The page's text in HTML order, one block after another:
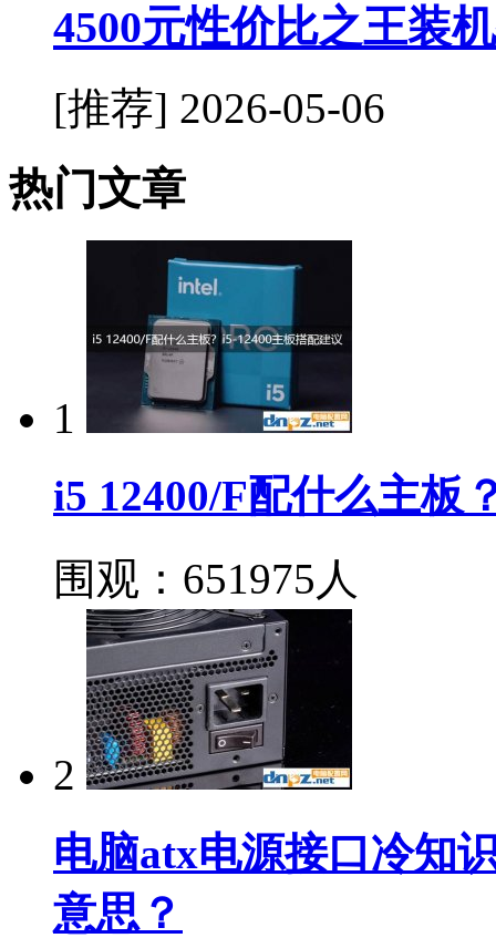
4500元性价比之王装
[推荐] 2026-05-06
热门文章
1
i5 12400/F配什么主板
围观：651975人
2
电脑atx电源接口冷知
意思？